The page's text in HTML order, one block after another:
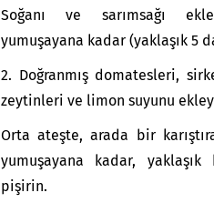
Soğanı ve sarımsağı
yumuşayana kadar (yaklaşık 5
2. Doğranmış domatesleri,
zeytinleri ve limon suyunu
Orta ateşte, arada bir
yumuşayana kadar,
pişirin.